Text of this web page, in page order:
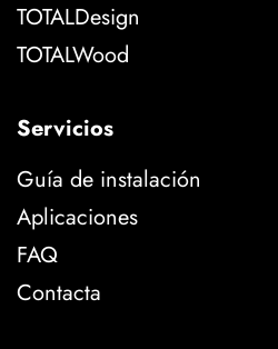
TOTALDesign
TOTALWood
Servicios
Guía de instalación
Aplicaciones
FAQ
Contacta